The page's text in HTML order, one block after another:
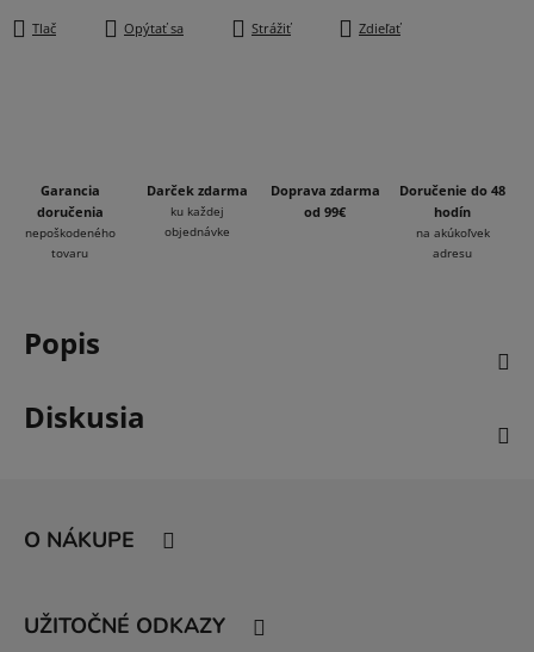
Tlač Opýtať sa Strážiť Zdieľať
Garancia
doručenia
nepoškodeného
tovaru
Darček zdarma
ku každej
objednávke
Doprava zdarma
od 99€
Doručenie do 48
hodín
na akúkoľvek
adresu
Popis
Diskusia
O NÁKUPE
UŽITOČNÉ ODKAZY